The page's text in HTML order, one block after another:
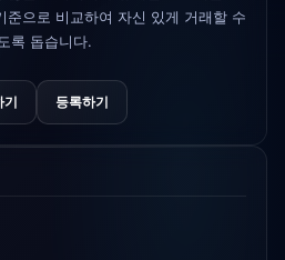
준으로 비교하여 자신 있게 거래할 수
록 돕습니다.
기 등록하기